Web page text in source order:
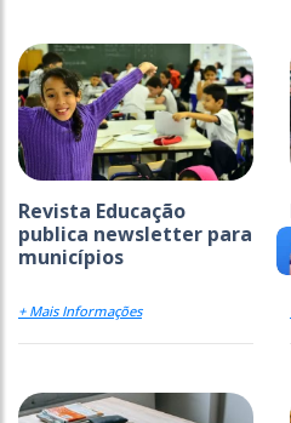
Revista Educação
publica newsletter para
municípios
+ Mais Informações